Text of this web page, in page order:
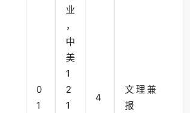
0
1
业
，
中
美
1
2
1
4
文理兼
报